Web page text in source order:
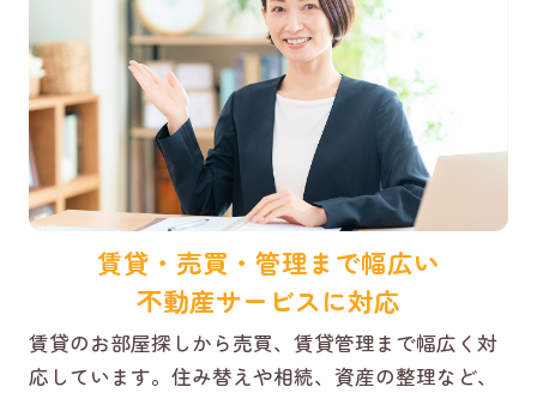
賃貸・売買・管理まで幅広い
不動産サービスに対応
賃貸のお部屋探しから売買、賃貸管理まで幅広く対
応しています。住み替えや相続、資産の整理など、